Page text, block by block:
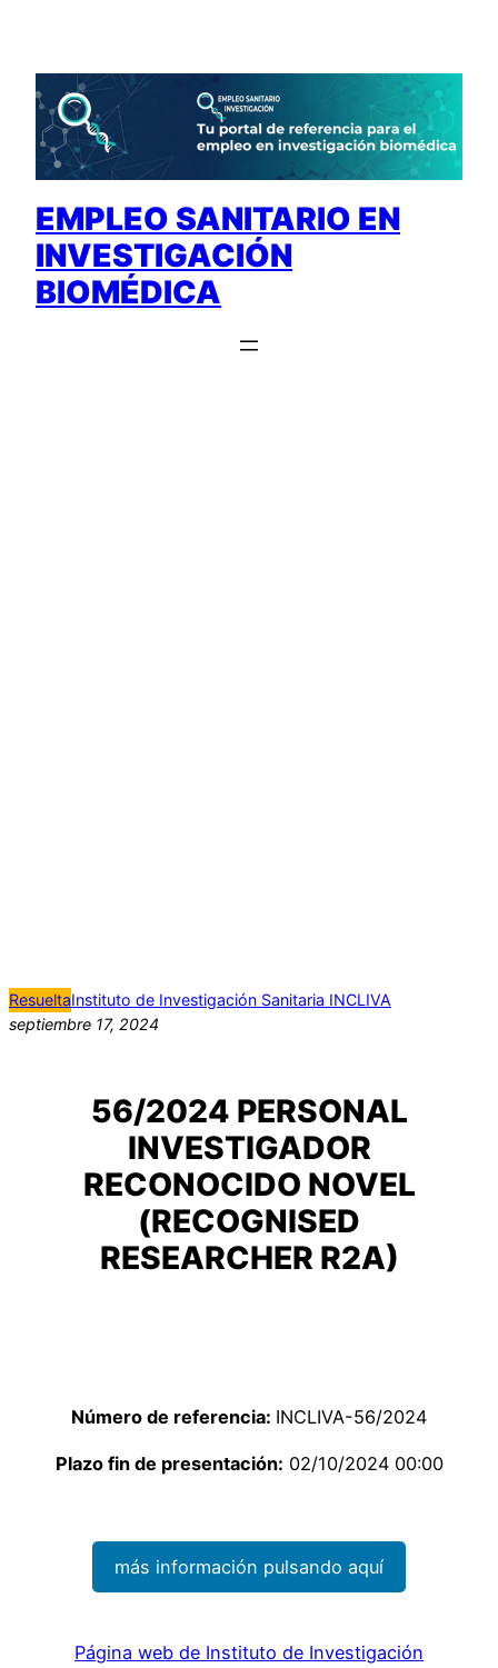
contenido
EMPLEO SANITARIO EN
INVESTIGACIÓN
BIOMÉDICA
ResueltaInstituto de Investigación Sanitaria INCLIVA
septiembre 17, 2024
56/2024 PERSONAL
INVESTIGADOR
RECONOCIDO NOVEL
(RECOGNISED
RESEARCHER R2A)
Número de referencia: INCLIVA-56/2024
Plazo fin de presentación: 02/10/2024 00:00
más información pulsando aquí
Página web de Instituto de Investigación